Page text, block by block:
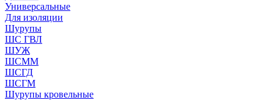
Универсальные
Для изоляции
Шурупы
ШС ГВЛ
ШУЖ
ШСММ
ШСГД
ШСГМ
Шурупы кровельные